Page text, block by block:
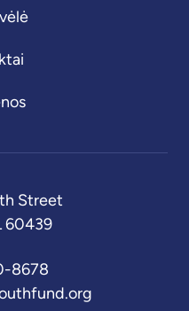
Street
60439
8678